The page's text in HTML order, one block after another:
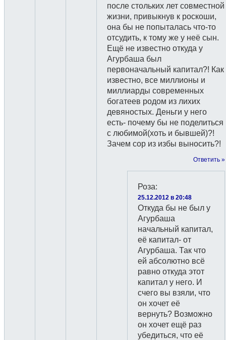
после стольких лет совместной
жизни, привыкнув к роскоши,
она бы не попыталась что-то
отсудить, к тому же у неё сын.
Ещё не известно откуда у
Агурбаша был
первоначальный капитал?! Как
известно, все миллионы и
миллиарды современных
богатеев родом из лихих
девяностых. Деньги у него
есть- почему бы не поделиться
с любимой(хоть и бывшей)?!
Зачем сор из избы выносить?!
Ответить »
Роза:
25.12.2012 в 20:48
Откуда бы не был у
Агурбаша
начальный капитал,
её капитал- от
Агурбаша. Так что
ей абсолютно всё
равно откуда этот
капитал у него. И
счего вы взяли, что
он хочет её
вернуть? Возможно
он хочет ещё раз
убедиться, что её